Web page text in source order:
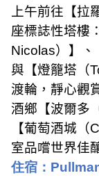
上午前往【拉
座標誌性塔樓
Nicolas）】、
與【燈籠塔（
渡輪，靜心觀
酒鄉【波爾多
【葡萄酒城（
室品嚐世界佳
住宿：